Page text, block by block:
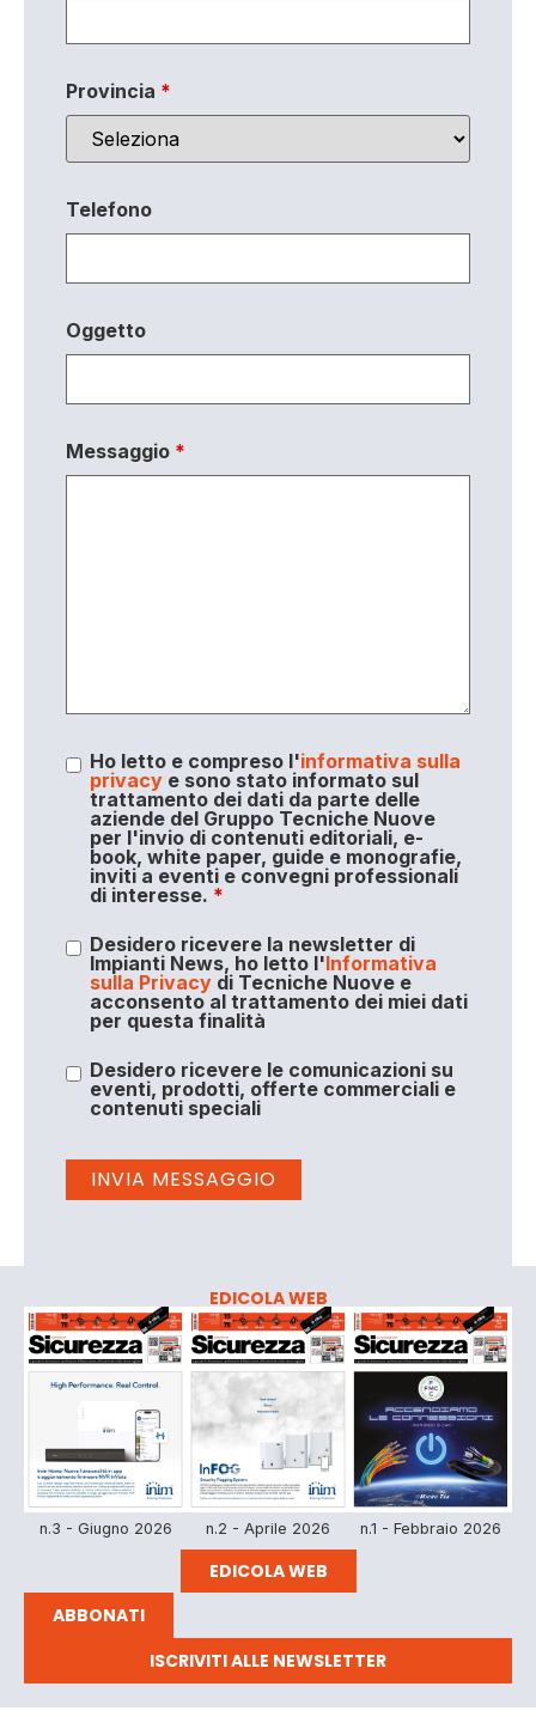
Provincia *
Telefono
Oggetto
Messaggio *
Ho letto e compreso l'informativa sulla
privacye sono stato informato sul
trattamento dei dati da parte delle
aziende del Gruppo Tecniche Nuove
per l'invio di contenuti editoriali, e-
book, white paper, guide e monografie,
inviti a eventi e convegni professionali
di interesse. *
Desidero ricevere la newsletter di
Impianti News, ho letto l'Informativa
sulla Privacydi Tecniche Nuove e
acconsento al trattamento dei miei dati
per questa finalità
Desidero ricevere le comunicazioni su
eventi, prodotti, offerte commerciali e
contenuti speciali
EDICOLA WEB
n.3 - Giugno 2026 n.2 - Aprile 2026 n.1 - Febbraio 2026
EDICOLA WEB
ABBONATI
ISCRIVITI ALLE NEWSLETTER